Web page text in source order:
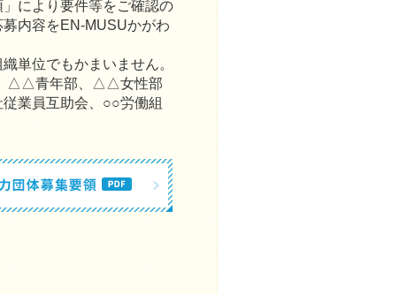
により要件等をご確認の
内容をEN-MUSUかがわ
単位でもかまいません。
△△青年部、△△女性部
業員互助会、○○労働組